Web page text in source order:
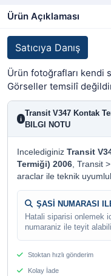
Ürün Açıklaması
Satıcıya Danış
Ürün fotoğrafları kendi
Görseller temsilî
i
Transit V347 Kontak
BILGI NOTU
Incelediginiz Transit
Termiği) 2006, Transit
araclar ile teknik
ŞASİ NUMARASI
Hatali siparisi onlemek
numaraniz ile teyit
Stoktan hızlı gönderim
Kolay İade